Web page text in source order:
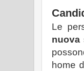
Le
nuova
home